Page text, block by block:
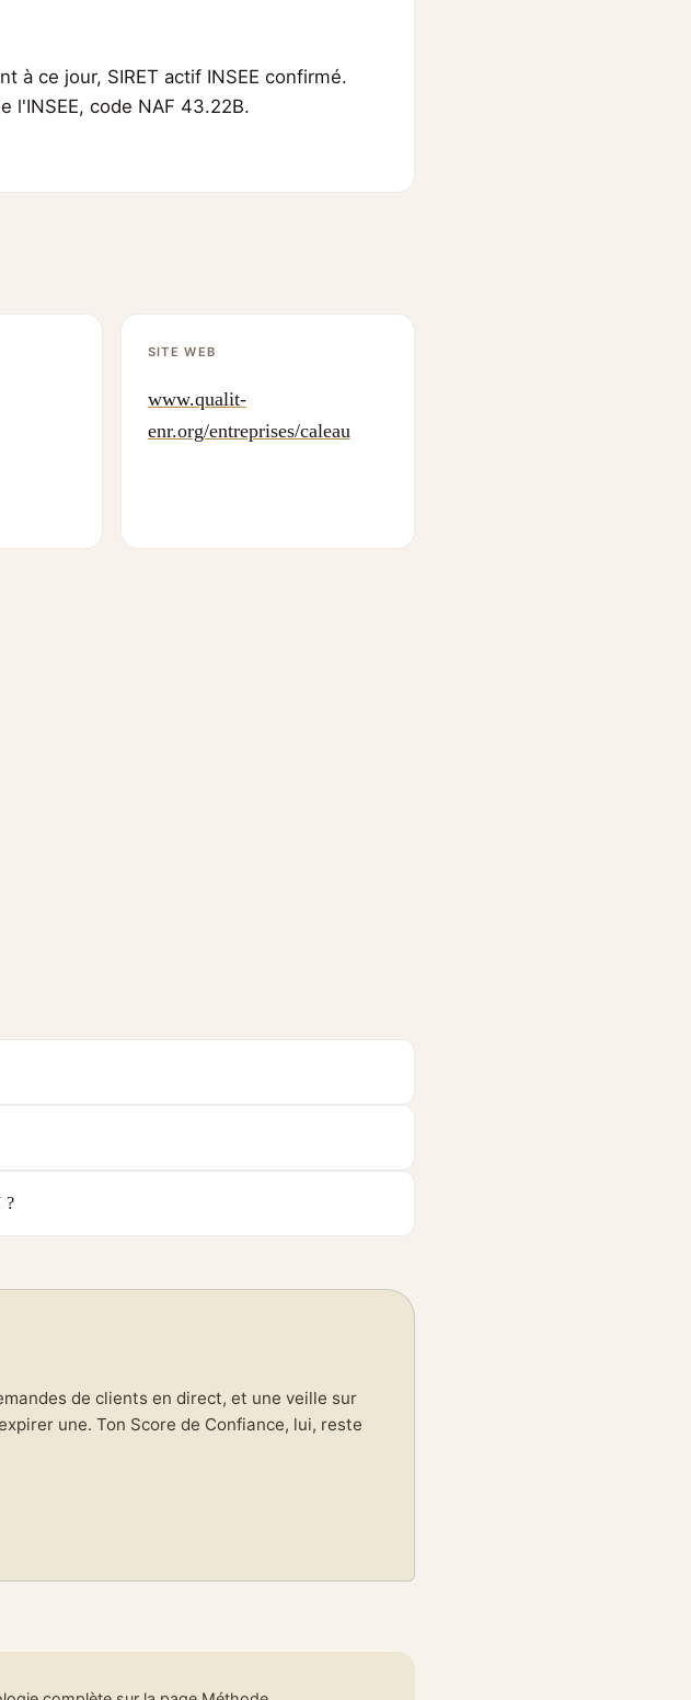
à ce jour, SIRET actif INSEE confirmé.
l'INSEE, code NAF 43.22B.
SITE WEB
www.qualit-
enr.org/entreprises/caleau
?
de clients en direct, et une veille sur
une. Ton Score de Confiance, lui, reste